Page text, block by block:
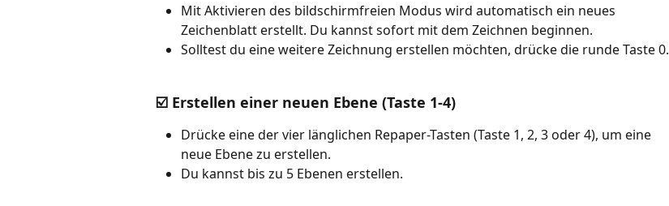
Mit Aktivieren des bildschirmfreien Modus wird automatisch ein neues
Zeichenblatt erstellt. Du kannst sofort mit dem Zeichnen beginnen.
Solltest du eine weitere Zeichnung erstellen möchten, drücke die runde Taste 0.
☑️ Erstellen einer neuen Ebene (Taste 1-4)
Drücke eine der vier länglichen Repaper-Tasten (Taste 1, 2, 3 oder 4), um eine
neue Ebene zu erstellen.
Du kannst bis zu 5 Ebenen erstellen.